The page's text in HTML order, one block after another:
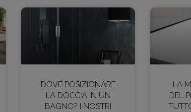
DOVE POSIZIONARE
LA DOCCIA IN UN
BAGNO? I NOSTRI
LA
DEL